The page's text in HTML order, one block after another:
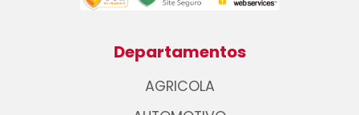
Departamentos
AGRICOLA